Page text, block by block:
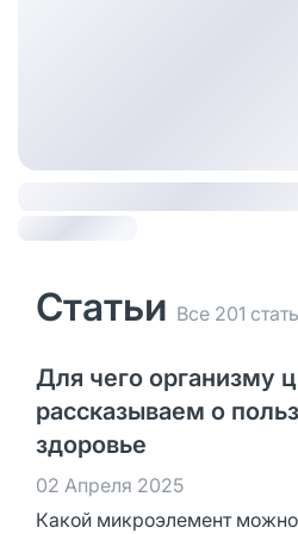
Статьи Все 201
Для чего организму
рассказываем о
здоровье
02 Апреля 2025
Какой микроэлемент